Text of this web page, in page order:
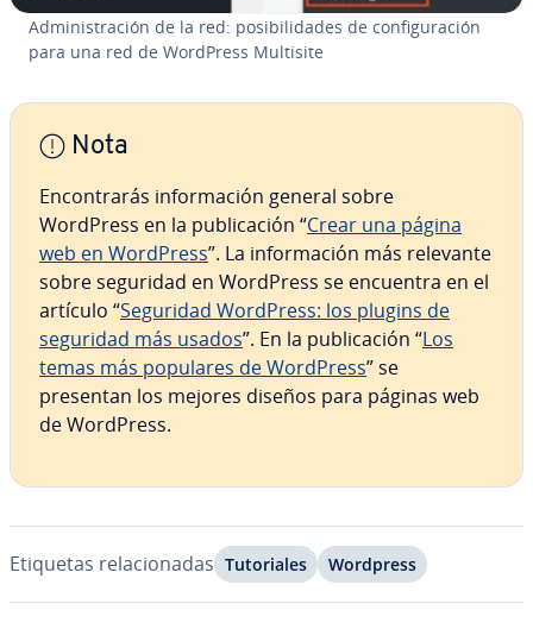
Ad­mi­ni­s­tra­ción de la red: po­si­bi­li­da­des de co­n­fi­gu­ra­ción
para una red de WordPress Multisite
Nota
En­co­n­tra­rás in­fo­r­ma­ción general sobre
WordPress en la pu­bli­ca­ción “Crear una página
web en WordPress”. La in­fo­r­ma­ción más relevante
sobre seguridad en WordPress se encuentra en el
artículo “Seguridad WordPress: los plugins de
seguridad más usados”. En la pu­bli­ca­ción “Los
temas más populares de WordPress” se
presentan los mejores diseños para páginas web
de WordPress.
Etiquetas re­la­cio­na­das Tu­to­ria­les Wordpress